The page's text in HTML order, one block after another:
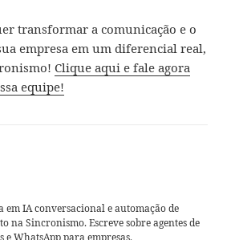
transformar a comunicação e o
empresa em um diferencial real,
Clique aqui e fale agora
equipe!
em IA conversacional e automação de
na Sincronismo. Escreve sobre agentes de